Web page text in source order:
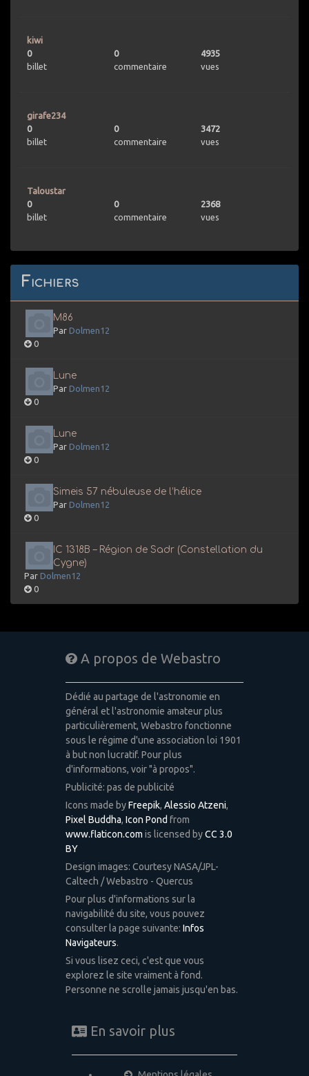
kiwi
0
billet
0
commentaire
4935
vues
girafe234
0
billet
0
commentaire
3472
vues
Taloustar
0
billet
0
commentaire
2368
vues
Fichiers
M86
Par Dolmen12
0
Lune
Par Dolmen12
0
Lune
Par Dolmen12
0
Simeis 57 nébuleuse de l’hélice
Par Dolmen12
0
IC 1318B – Région de Sadr (Constellation du
Cygne)
Par Dolmen12
0
A propos de Webastro
Dédié au partage de l'astronomie en
général et l'astronomie amateur plus
particulièrement, Webastro fonctionne
sous le régime d'une association loi 1901
à but non lucratif. Pour plus
d'informations, voir "à propos".
Publicité: pas de publicité
Icons made byFreepik, Alessio Atzeni,
Pixel Buddha, Icon Pond from
www.flaticon.com is licensed byCC 3.0
BY
Design images: Courtesy NASA/JPL-
Caltech / Webastro - Quercus
Pour plus d'informations sur la
navigabilité du site, vous pouvez
consulter la page suivante: Infos
Navigateurs.
Si vous lisez ceci, c'est que vous
explorez le site vraiment à fond.
Personne ne scrolle jamais jusqu'en bas.
En savoir plus